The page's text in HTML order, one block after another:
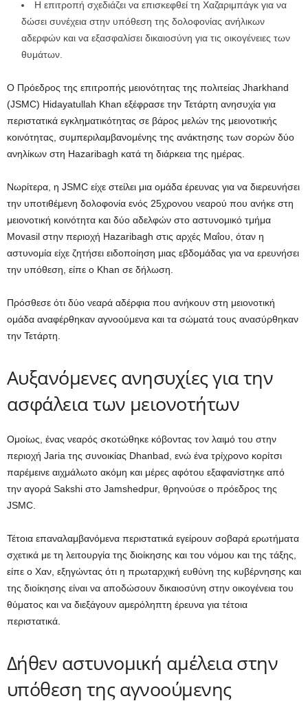
Η επιτροπή σχεδιάζει να επισκεφθεί τη Χαζαριμπάγκ για να
δώσει συνέχεια στην υπόθεση της δολοφονίας ανήλικων
αδερφών και να εξασφαλίσει δικαιοσύνη για τις οικογένειες των
θυμάτων.
Ο Πρόεδρος της επιτροπής μειονότητας της πολιτείας Jharkhand
(JSMC) Hidayatullah Khan εξέφρασε την Τετάρτη ανησυχία για
περιστατικά εγκληματικότητας σε βάρος μελών της μειονοτικής
κοινότητας, συμπεριλαμβανομένης της ανάκτησης των σορών δύο
ανηλίκων στη Hazaribagh κατά τη διάρκεια της ημέρας.
Νωρίτερα, η JSMC είχε στείλει μια ομάδα έρευνας για να διερευνήσει
την υποτιθέμενη δολοφονία ενός 25χρονου νεαρού που ανήκε στη
μειονοτική κοινότητα και δύο αδελφών στο αστυνομικό τμήμα
Movasil στην περιοχή Hazaribagh στις αρχές Μαΐου, όταν η
αστυνομία είχε ζητήσει ειδοποίηση μιας εβδομάδας για να ερευνήσει
την υπόθεση, είπε ο Khan σε δήλωση.
Πρόσθεσε ότι δύο νεαρά αδέρφια που ανήκουν στη μειονοτική
ομάδα αναφέρθηκαν αγνοούμενα και τα σώματά τους ανασύρθηκαν
την Τετάρτη.
Αυξανόμενες ανησυχίες για την
ασφάλεια των μειονοτήτων
Ομοίως, ένας νεαρός σκοτώθηκε κόβοντας τον λαιμό του στην
περιοχή Jaria της συνοικίας Dhanbad, ενώ ένα τρίχρονο κορίτσι
παρέμεινε αιχμάλωτο ακόμη και μέρες αφότου εξαφανίστηκε από
την αγορά Sakshi στο Jamshedpur, θρηνούσε ο πρόεδρος της
JSMC.
Τέτοια επαναλαμβανόμενα περιστατικά εγείρουν σοβαρά ερωτήματα
σχετικά με τη λειτουργία της διοίκησης και του νόμου και της τάξης,
είπε ο Χαν, εξηγώντας ότι η πρωταρχική ευθύνη της κυβέρνησης και
της διοίκησης είναι να αποδώσουν δικαιοσύνη στην οικογένεια του
θύματος και να διεξάγουν αμερόληπτη έρευνα για τέτοια
περιστατικά.
Δήθεν αστυνομική αμέλεια στην
υπόθεση της αγνοούμενης